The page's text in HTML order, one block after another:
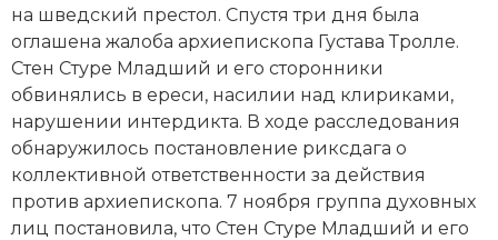
на шведский престол. Спустя три дня была
оглашена жалоба архиепископа Густава Тролле.
Стен Стуре Младший и его сторонники
обвинялись в ереси, насилии над клириками,
нарушении интердикта. В ходе расследования
обнаружилось постановление риксдага о
коллективной ответственности за действия
против архиепископа. 7 ноября группа духовных
лиц постановила, что Стен Стуре Младший и его